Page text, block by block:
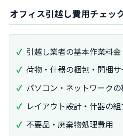
オフィス引越し費用チェッ
引越し業者の基本作業料金
荷物・什器の梱包・開梱
パソコン・ネットワーク
レイアウト設計・什器の
不要品・廃棄物処理費用